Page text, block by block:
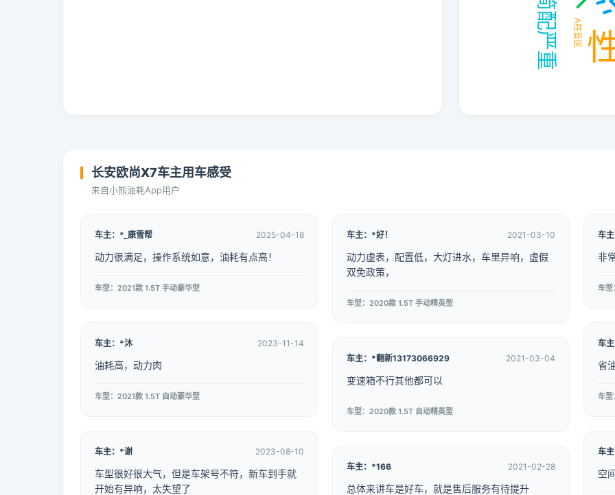
长安欧尚X7车主用车感受
来自小熊油耗App用户
车主：*_康雪帮 2025-04-18
动力很满足，操作系统如意，油耗有点高！
车型：2021款 1.5T 手动豪华型
车主：*沐 2023-11-14
油耗高，动力肉
车型：2021款 1.5T 自动豪华型
车主：*谢 2023-08-10
车型很好很大气，但是车架号不符，新车到手就
开始有异响，太失望了
车主：*好！ 2021-03-10
动力虚表，配置低，大灯进水，车里异响，虚假
双免政策，
车型：2020款 1.5T 手动精英型
车主：*翻新13173066929 2021-03-04
变速箱不行其他都可以
车型：2020款 1.5T 自动精英型
车主：*166 2021-02-28
总体来讲车是好车，就是售后服务有待提升
车
非
车
车
省
车
车
空